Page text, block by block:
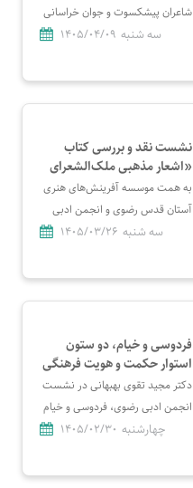
شاعران پیشکسوت و جوان خراسانی
و با محوریت اشعار سروده‌شده در
سه شنبه ۱۴۰۵/۰۴/۰۹
نشست نقد و بررسی کتاب
«اشعار مذهبی ملک‌الشعرای
بهار» برگزار شد
به همت موسسه آفرینش‌های هنری
آستان قدس رضوی و انجمن ادبی
رضوی، نشست نقد و بررسی کتاب
در جلسه دوشنبه‌های شب شعر
سه شنبه ۱۴۰۵/۰۳/۲۶
فردوسی و خیام، دو ستون
استوار حکمت و هویت فرهنگی
ایران‌اند
دکتر مجید تقوی بهبهانی در نشست
انجمن ادبی رضوی، فردوسی و خیام
را دو قله ماندگار حکمت، هویت و
چهارشنبه ۱۴۰۵/۰۲/۳۰